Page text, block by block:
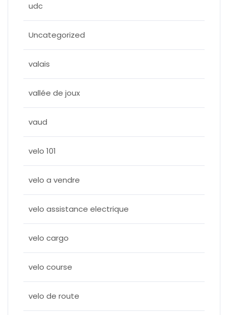
udc
Uncategorized
valais
vallée de joux
vaud
velo 101
velo a vendre
velo assistance electrique
velo cargo
velo course
velo de route